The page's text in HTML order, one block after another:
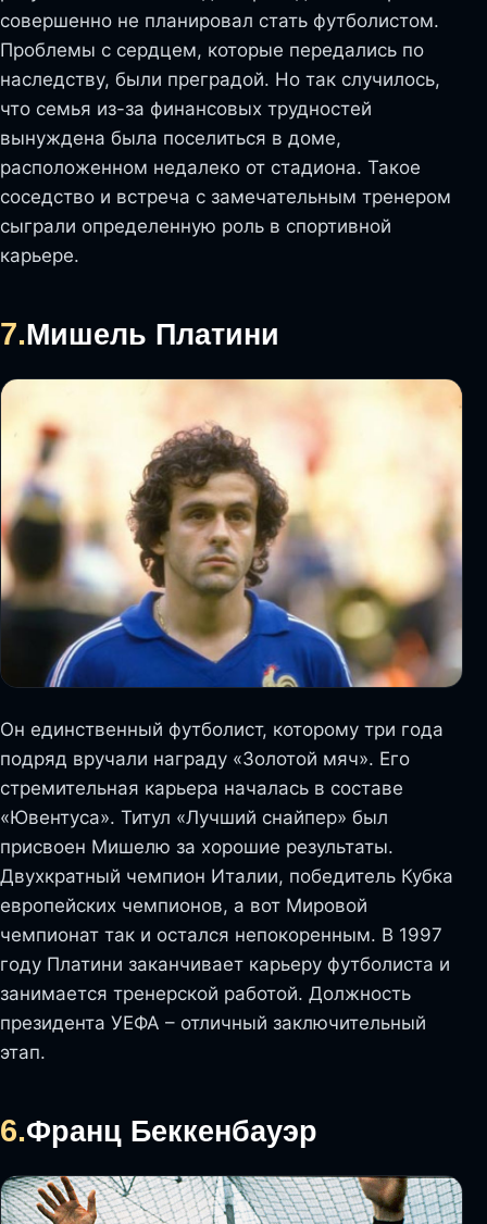
совершенно не планировал стать футболистом.
Проблемы с сердцем, которые передались по
наследству, были преградой. Но так случилось,
что семья из-за финансовых трудностей
вынуждена была поселиться в доме,
расположенном недалеко от стадиона. Такое
соседство и встреча с замечательным тренером
сыграли определенную роль в спортивной
карьере.
7.Мишель Платини
Он единственный футболист, которому три года
подряд вручали награду «Золотой мяч». Его
стремительная карьера началась в составе
«Ювентуса». Титул «Лучший снайпер» был
присвоен Мишелю за хорошие результаты.
Двухкратный чемпион Италии, победитель Кубка
европейских чемпионов, а вот Мировой
чемпионат так и остался непокоренным. В 1997
году Платини заканчивает карьеру футболиста и
занимается тренерской работой. Должность
президента УЕФА – отличный заключительный
этап.
6.Франц Беккенбауэр